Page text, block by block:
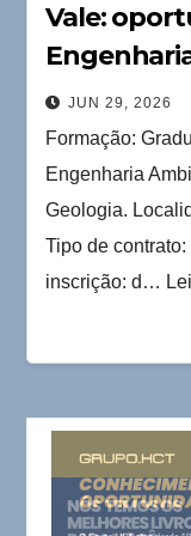
Vale:
Geológica
JUN 29, 2026
Formação:
Engenharia
Geologia.
Tipo de
inscrição: d…